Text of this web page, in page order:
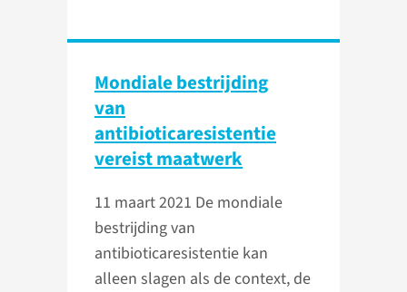
Mondiale bestrijding
van
antibioticaresistentie
vereist maatwerk
11 maart 2021 De mondiale
bestrijding van
antibioticaresistentie kan
alleen slagen als de context, de